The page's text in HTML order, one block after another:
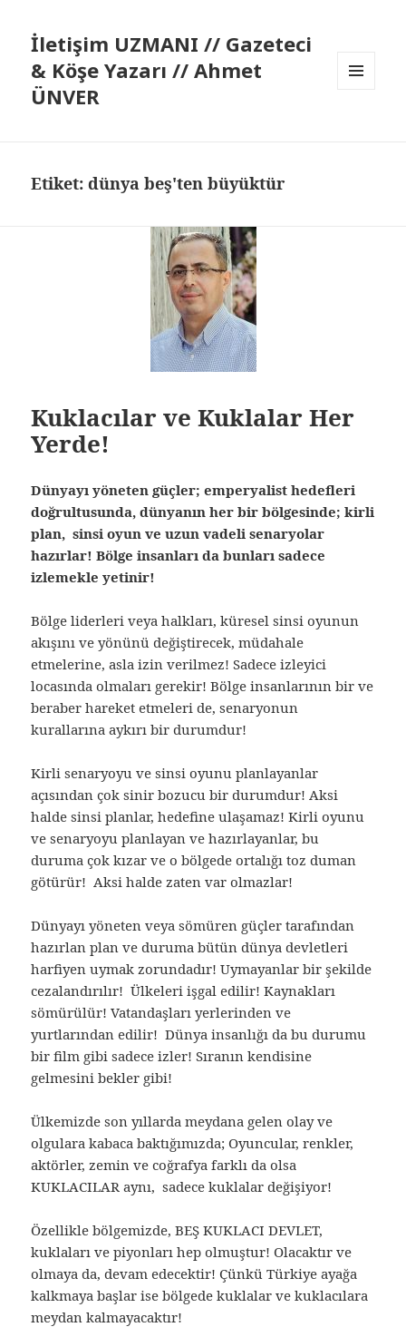
İletişim UZMANI // Gazeteci
& Köşe Yazarı // Ahmet
ÜNVER
Etiket:dünya beş'ten büyüktür
Kuklacılar ve Kuklalar Her
Yerde!
Dünyayı yöneten güçler; emperyalist hedefleri
doğrultusunda, dünyanın her bir bölgesinde; kirli
plan, sinsi oyun ve uzun vadeli senaryolar
hazırlar! Bölge insanları da bunları sadece
izlemekle yetinir!
Bölge liderleri veya halkları, küresel sinsi oyunun
akışını ve yönünü değiştirecek, müdahale
etmelerine, asla izin verilmez! Sadece izleyici
locasında olmaları gerekir! Bölge insanlarının bir ve
beraber hareket etmeleri de, senaryonun
kurallarına aykırı bir durumdur!
Kirli senaryoyu ve sinsi oyunu planlayanlar
açısından çok sinir bozucu bir durumdur! Aksi
halde sinsi planlar, hedefine ulaşamaz! Kirli oyunu
ve senaryoyu planlayan ve hazırlayanlar, bu
duruma çok kızar ve o bölgede ortalığı toz duman
götürür! Aksi halde zaten var olmazlar!
Dünyayı yöneten veya sömüren güçler tarafından
hazırlan plan ve duruma bütün dünya devletleri
harfiyen uymak zorundadır! Uymayanlar bir şekilde
cezalandırılır! Ülkeleri işgal edilir! Kaynakları
sömürülür! Vatandaşları yerlerinden ve
yurtlarından edilir! Dünya insanlığı da bu durumu
bir film gibi sadece izler! Sıranın kendisine
gelmesini bekler gibi!
Ülkemizde son yıllarda meydana gelen olay ve
olgulara kabaca baktığımızda; Oyuncular, renkler,
aktörler, zemin ve coğrafya farklı da olsa
KUKLACILAR aynı, sadece kuklalar değişiyor!
Özellikle bölgemizde, BEŞ KUKLACI DEVLET,
kuklaları ve piyonları hep olmuştur! Olacaktır ve
olmaya da, devam edecektir! Çünkü Türkiye ayağa
kalkmaya başlar ise bölgede kuklalar ve kuklacılara
meydan kalmayacaktır!